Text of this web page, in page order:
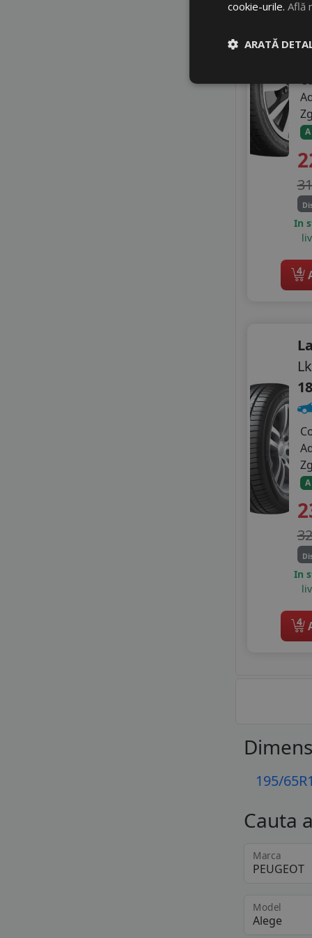
A
In
4
A
In
4
195/
Cauta
Marca
Model
cookie-urile. Află
ARATĂ